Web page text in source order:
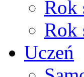
Rok
Rok
Uczeń